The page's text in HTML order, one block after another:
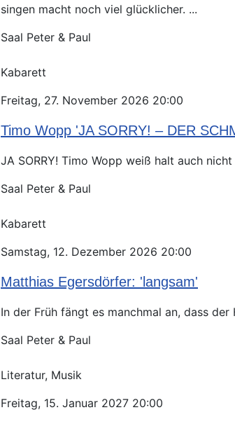
singen macht noch viel glücklicher. ...
Saal Peter & Paul
Kabarett
Freitag, 27. November 2026 20:00
Timo Wopp 'JA SORRY! – DER
JA SORRY! Timo Wopp weiß halt auch
Saal Peter & Paul
Kabarett
Samstag, 12. Dezember 2026 20:00
Matthias Egersdörfer: 'langsam'
In der Früh fängt es manchmal an, dass
Saal Peter & Paul
Literatur, Musik
Freitag, 15. Januar 2027 20:00